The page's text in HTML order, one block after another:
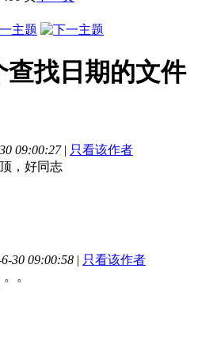
查找日期的文件
09:00:27 | 只看该作者
，好同志
30 09:00:58 | 只看该作者
。